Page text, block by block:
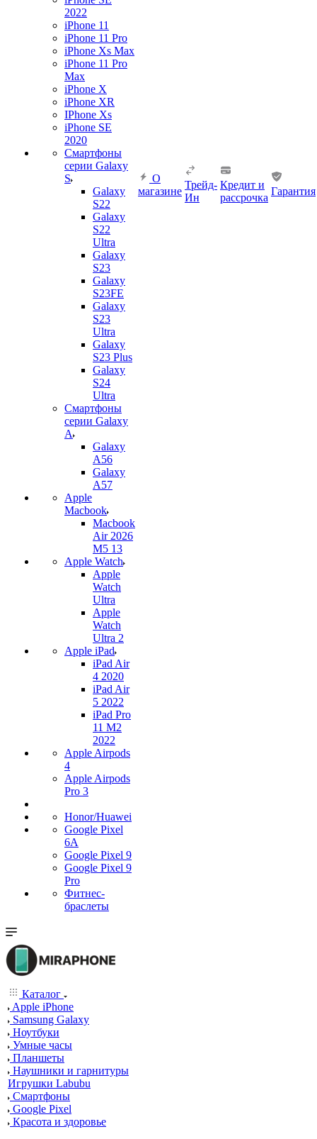
2022
iPhone 11
iPhone 11 Pro
iPhone Xs Max
iPhone 11 Pro
Max
iPhone X
iPhone XR
IPhone Xs
iPhone SE
2020
Смартфоны
серии Galaxy
S
Galaxy
S22
Galaxy
S22
Ultra
Galaxy
S23
Galaxy
S23FE
Galaxy
S23
Ultra
Galaxy
S23 Plus
Galaxy
S24
Ultra
Смартфоны
серии Galaxy
A
Galaxy
A56
Galaxy
A57
Apple
Macbook
Macbook
Air 2026
M5 13
Apple Watch
Apple
Watch
Ultra
Apple
Watch
Ultra 2
Apple iPad
iPad Air
4 2020
iPad Air
5 2022
iPad Pro
11 M2
2022
Apple Airpods
4
Apple Airpods
Pro 3
Honor/Huawei
Google Pixel
6A
Google Pixel 9
Google Pixel 9
Pro
Фитнес-
браслеты
О
магазине
Трейд-
Ин
Кредит и
рассрочка
Гарантия
Каталог
Apple iPhone
Samsung Galaxy
Ноутбуки
Умные часы
Планшеты
Наушники и гарнитуры
Игрушки Labubu
Смартфоны
Google Pixel
Красота и здоровье